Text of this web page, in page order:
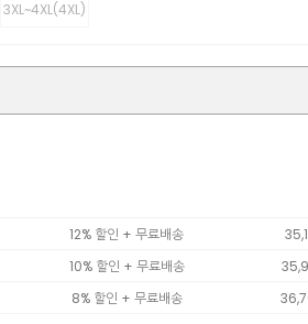
3XL~4XL(4XL)
12% 할인 + 무료배송
10% 할인 + 무료배송
8% 할인 + 무료배송